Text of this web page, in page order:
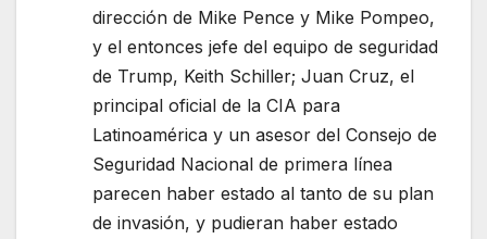
dirección de Mike Pence y Mike Pompeo,
y el entonces jefe del equipo de seguridad
de Trump, Keith Schiller; Juan Cruz, el
principal oficial de la CIA para
Latinoamérica y un asesor del Consejo de
Seguridad Nacional de primera línea
parecen haber estado al tanto de su plan
de invasión, y pudieran haber estado